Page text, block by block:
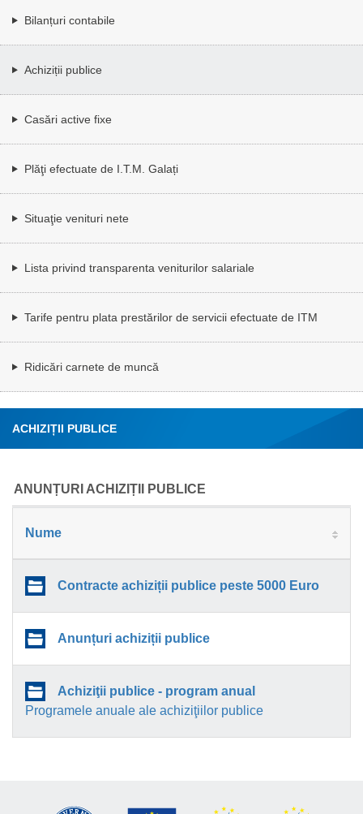
Bilanțuri contabile
Achiziții publice
Casări active fixe
Plăţi efectuate de I.T.M. Galați
Situaţie venituri nete
Lista privind transparenta veniturilor salariale
Tarife pentru plata prestărilor de servicii efectuate de ITM
Ridicări carnete de muncă
ACHIZIȚII PUBLICE
ANUNȚURI ACHIZIȚII PUBLICE
Nume
Contracte achiziții publice peste 5000 Euro
Anunțuri achiziții publice
Achiziţii publice - program anual
Programele anuale ale achiziţiilor publice